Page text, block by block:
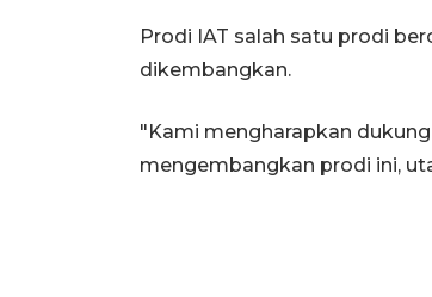
Prodi IAT salah satu prodi
dikembangkan.
"Kami mengharapkan
mengembangkan prodi ini,